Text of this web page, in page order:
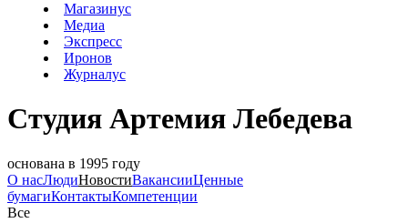
Магазинус
Медиа
Экспресс
Иронов
Журналус
Студия Артемия Лебедева
основана в 1995 году
О насЛюдиНовостиВакансииЦенные
бумагиКонтактыКомпетенции
Все